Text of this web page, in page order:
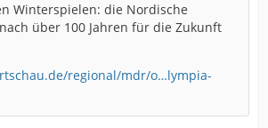
Winterspielen: die Nordische
über 100 Jahren für die Zukunft
regional/mdr/o…lympia-